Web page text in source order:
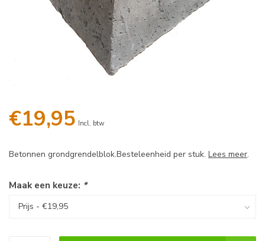
€19,95 Incl. btw
Betonnen grondgrendelblok.Besteleenheid per stuk. Lees meer.
Maak een keuze: *